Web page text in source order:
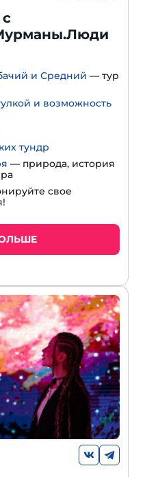
и Средний — тур
и возможность
тундр
— природа, история
свое